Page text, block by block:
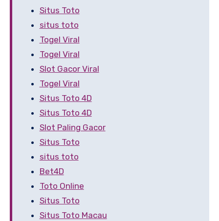
Situs Toto
situs toto
Togel Viral
Togel Viral
Slot Gacor Viral
Togel Viral
Situs Toto 4D
Situs Toto 4D
Slot Paling Gacor
Situs Toto
situs toto
Bet4D
Toto Online
Situs Toto
Situs Toto Macau